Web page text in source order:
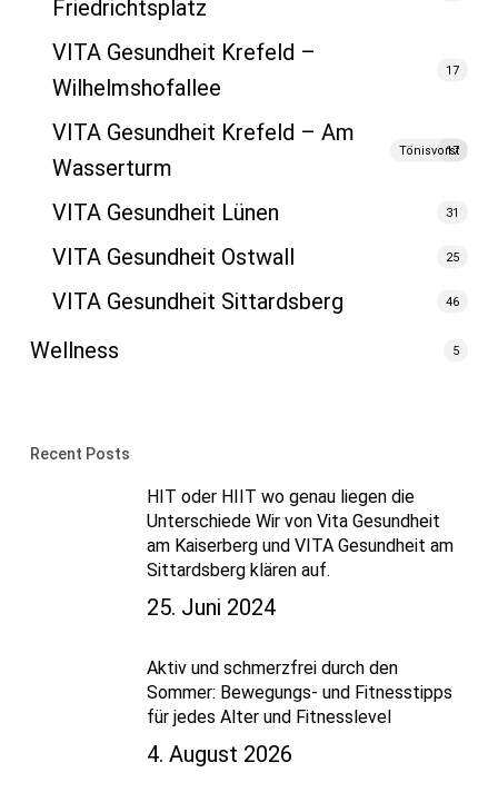
Friedrichtsplatz
VITA Gesundheit Krefeld –
Wilhelmshofallee
17
VITA Gesundheit Krefeld
Tönisvorst
– Am
Wasserturm
17
VITA Gesundheit Lünen 31
VITA Gesundheit Ostwall 25
VITA Gesundheit Sittardsberg 46
Wellness 5
Recent Posts
HIT oder HIIT wo genau liegen die
Unterschiede Wir von Vita Gesundheit
am Kaiserberg und VITA Gesundheit am
Sittardsberg klären auf.
25. Juni 2024
Aktiv und schmerzfrei durch den
Sommer: Bewegungs- und Fitnesstipps
für jedes Alter und Fitnesslevel
4. August 2026